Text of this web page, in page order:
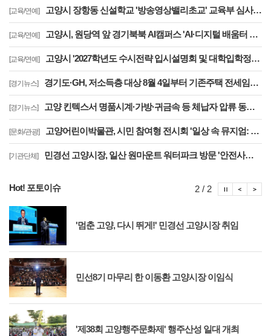
[교육/연예] 고양시 장항동 신설학교 '방송영상밸리초교' 교육부 심사 통과··2030년 개교
[교육/연예] 고양시, 원당역 앞 경기북북 AI캠퍼스 'AI·디지털 배움터 체험존' 12월까지 운영
[교육/연예] 고양시 '2027학년도 수시전략 입시설명회 및 대학입학정보박람회' 8일 개최
[경기뉴스] 경기도·GH, 저소득층 대상 8월 4일부터 기존주택 전세임대 입주자 상시 모집
[경기뉴스] 고양 킨텍스서 명품시계·가방·귀금속 등 체납자 압류 동산 620점 공개 경매
[문화/관광] 고양어린이박물관, 시민 참여형 전시회 '일상 속 뮤지엄: 잠시, 마음' 8월 개최
[기관단체] 민경선 고양시장, 일산 원마운트 워터파크 방문 '안전사고 방지 대책 점검'
Hot! 포토이슈
'멈춘 고양, 다시 뛰게!' 민경선 고양시장 취임
민선8기 마무리 한 이동환 고양시장 이임식
'제38회 고양행주문화제' 행주산성 일대 개최
2 / 2 포
포토이